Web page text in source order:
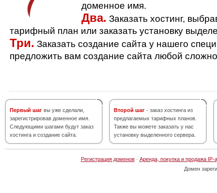
доменное имя.
Два. Заказать хостинг,
тарифный план или заказать установку
Три. Заказать создание сайта у нашего
предложить вам создание сайта любой
Первый шаг вы уже сделали,
зарегистрировав доменное имя.
Следующими шагами будут заказ
хостинга и создание сайта.
Второй шаг - заказ хостинга из
предлагаемых тарифных планов.
Также вы можете заказать у нас
установку выделенного сервера.
Регистрация доменов· Аренда, покупка и продажа IP-
Домен